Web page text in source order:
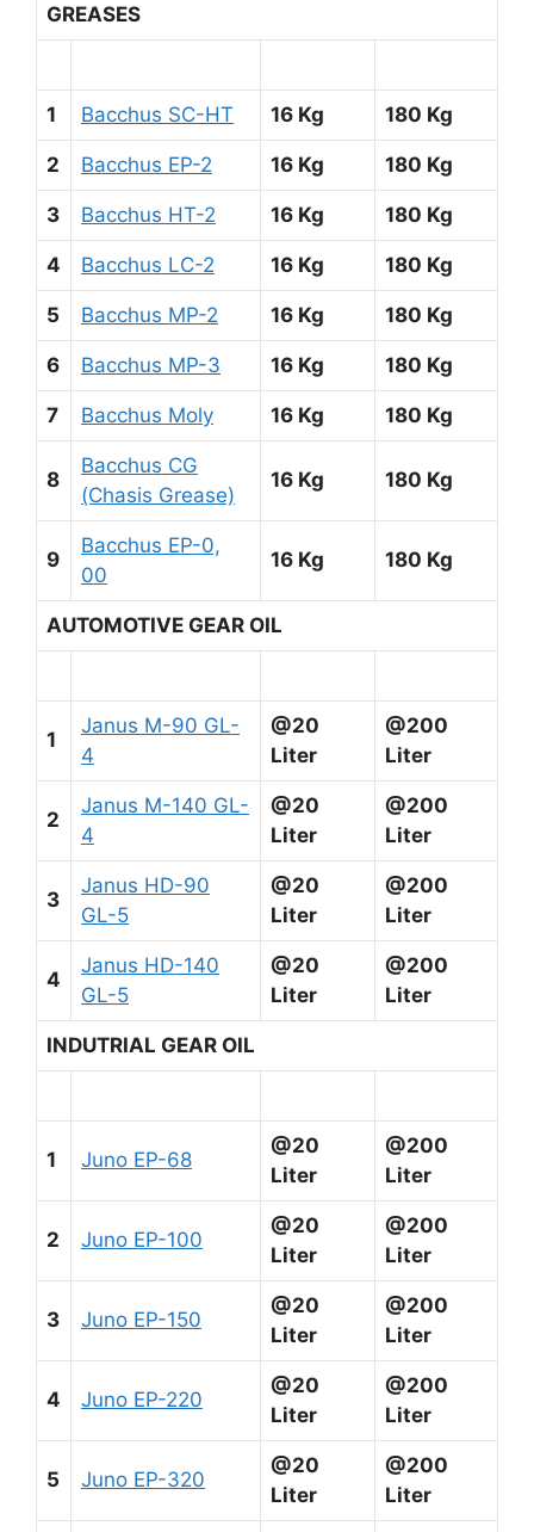
GREASES
1 Bacchus SC-HT 16 Kg 180 Kg
2 Bacchus EP-2 16 Kg 180 Kg
3 Bacchus HT-2 16 Kg 180 Kg
4 Bacchus LC-2 16 Kg 180 Kg
5 Bacchus MP-2 16 Kg 180 Kg
6 Bacchus MP-3 16 Kg 180 Kg
7 Bacchus Moly 16 Kg 180 Kg
8
Bacchus CG
(Chasis Grease)
16 Kg 180 Kg
9
Bacchus EP-0,
00
16 Kg 180 Kg
AUTOMOTIVE GEAR OIL
1
Janus M-90 GL-
4
@20
Liter
@200
Liter
2
Janus M-140 GL-
4
@20
Liter
@200
Liter
3
Janus HD-90
GL-5
@20
Liter
@200
Liter
4
Janus HD-140
GL-5
@20
Liter
@200
Liter
INDUTRIAL GEAR OIL
1 Juno EP-68
@20
Liter
@200
Liter
2 Juno EP-100
@20
Liter
@200
Liter
3 Juno EP-150
@20
Liter
@200
Liter
4 Juno EP-220
@20
Liter
@200
Liter
5 Juno EP-320
@20
Liter
@200
Liter